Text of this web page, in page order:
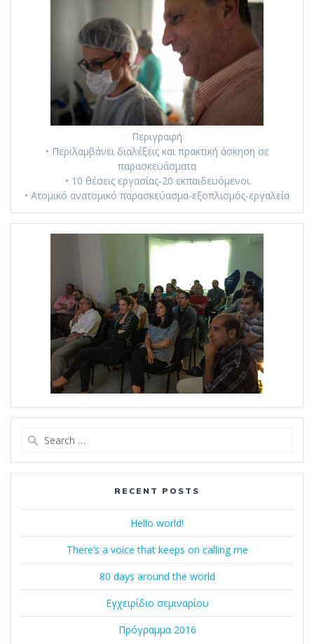
Περιγραφή
• Περιλαμβάνει διαλέξεις και πρακτική άσκηση σε
παρασκευάσματα
• 10 θέσεις εργασίας-20 εκπαιδευόμενοι
• Ατομικό ανατομικό παρασκεύασμα-εξοπλισμός-εργαλεία
RECENT POSTS
Hello world!
There’s a voice that keeps on calling me
80 days around the world
Εγχειρίδιο σεμιναρίου
Πρόγραμμα 2016